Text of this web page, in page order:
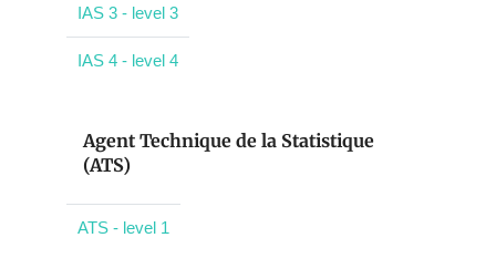
IAS 3 - level 3
IAS 4 - level 4
Agent Technique de la Statistique
(ATS)
ATS - level 1